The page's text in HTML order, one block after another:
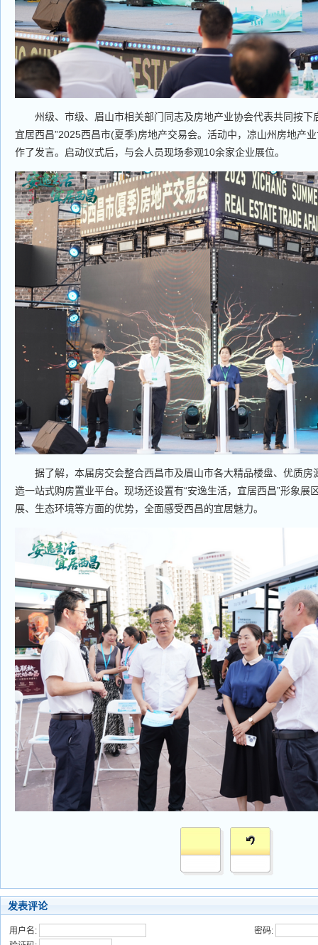
州级、市级、眉山市相关部门同志及房地产业协会代表共同按下
宜居西昌”2025西昌市(夏季)房地产交易会。活动中，凉山州房地产
作了发言。启动仪式后，与会人员现场参观10余家企业展位。
据了解，本届房交会整合西昌市及眉山市各大精品楼盘、优质房
造一站式购房置业平台。现场还设置有“安逸生活，宜居西昌”形象展
展、生态环境等方面的优势，全面感受西昌的宜居魅力。
发表评论
用户名:
密码: